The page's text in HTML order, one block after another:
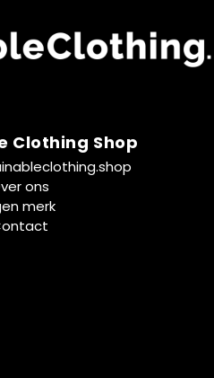
Clothing Shop
ons
merk